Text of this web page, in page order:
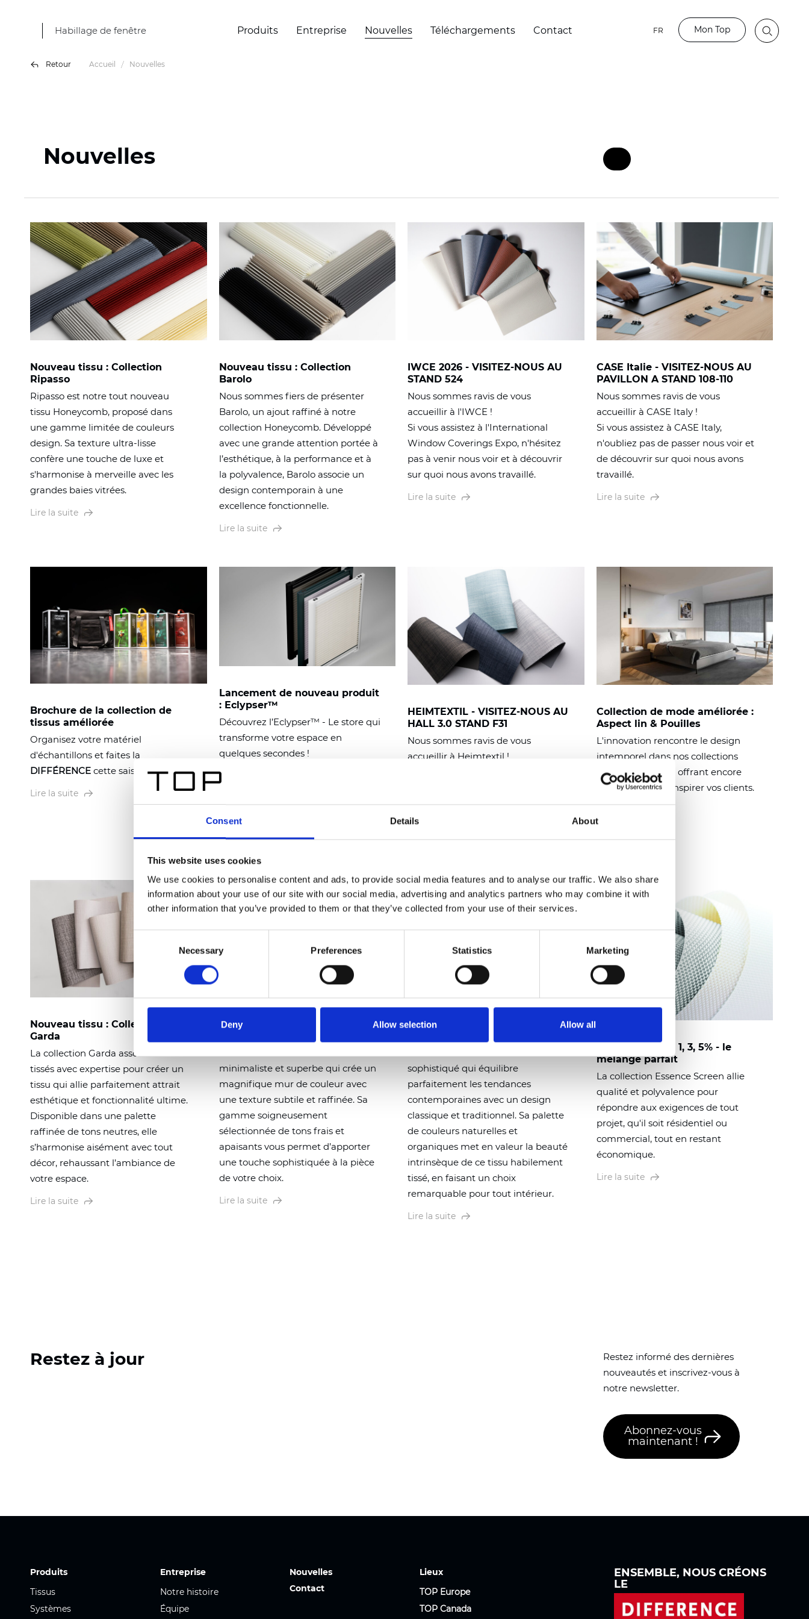
Consent Details About
This website uses cookies
We use cookies to personalise content and ads, to provide social media features and to analyse our traffic. We also share
information about your use of our site with our social media, advertising and analytics partners who may combine it with
other information that you’ve provided to them or that they’ve collected from your use of their services.
Necessary Preferences Statistics Marketing
Deny Allow selection Allow all
Habillage de fenêtre Produits Entreprise Nouvelles Téléchargements Contact FR Mon Top
Retour Accueil Nouvelles
Nouvelles
Nouveau tissu : Collection
Ripasso
Ripasso est notre tout nouveau
tissu Honeycomb, proposé dans
une gamme limitée de couleurs
design. Sa texture ultra-lisse
confère une touche de luxe et
s'harmonise à merveille avec les
grandes baies vitrées.
Lire la suite
Nouveau tissu : Collection
Barolo
Nous sommes fiers de présenter
Barolo, un ajout raffiné à notre
collection Honeycomb. Développé
avec une grande attention portée à
l’esthétique, à la performance et à
la polyvalence, Barolo associe un
design contemporain à une
excellence fonctionnelle.
Lire la suite
IWCE 2026 - VISITEZ-NOUS AU
STAND 524
Nous sommes ravis de vous
accueillir à l'IWCE !
Si vous assistez à l'International
Window Coverings Expo, n'hésitez
pas à venir nous voir et à découvrir
sur quoi nous avons travaillé.
Lire la suite
CASE Italie - VISITEZ-NOUS AU
PAVILLON A STAND 108-110
Nous sommes ravis de vous
accueillir à CASE Italy !
Si vous assistez à CASE Italy,
n'oubliez pas de passer nous voir et
de découvrir sur quoi nous avons
travaillé.
Lire la suite
Brochure de la collection de
tissus améliorée
Organisez votre matériel
d'échantillons et faites la
DIFFÉRENCE cette saison !
Lire la suite
Lancement de nouveau produit
: Eclypser™
Découvrez l’Eclypser™ - Le store qui
transforme votre espace en
quelques secondes !
Lire la suite
HEIMTEXTIL - VISITEZ-NOUS AU
HALL 3.0 STAND F31
Nous sommes ravis de vous
accueillir à Heimtextil !
découvrir sur quoi nous avons
travaillé.
Lire la suite
Collection de mode améliorée :
Aspect lin & Pouilles
L'innovation rencontre le design
intemporel dans nos collections
renouvelées, vous offrant encore
plus de façons d'inspirer vos clients.
Nouveau tissu : Collection
Garda
La collection Garda associe des fils
tissés avec expertise pour créer un
tissu qui allie parfaitement attrait
esthétique et fonctionnalité ultime.
Disponible dans une palette
raffinée de tons neutres, elle
s’harmonise aisément avec tout
décor, rehaussant l’ambiance de
votre espace.
Lire la suite
Nouveau tissu : Collection
minimaliste et superbe qui crée un
magnifique mur de couleur avec
une texture subtile et raffinée. Sa
gamme soigneusement
sélectionnée de tons frais et
apaisants vous permet d’apporter
une touche sophistiquée à la pièce
de votre choix.
Lire la suite
Nouveau tissu : Collection
sophistiqué qui équilibre
parfaitement les tendances
contemporaines avec un design
classique et traditionnel. Sa palette
de couleurs naturelles et
organiques met en valeur la beauté
intrinsèque de ce tissu habilement
tissé, en faisant un choix
remarquable pour tout intérieur.
Lire la suite
Essence Screen 1, 3, 5% - le
mélange parfait
La collection Essence Screen allie
qualité et polyvalence pour
répondre aux exigences de tout
projet, qu'il soit résidentiel ou
commercial, tout en restant
économique.
Lire la suite
Restez à jour
Restez informé des dernières
nouveautés et inscrivez-vous à
notre newsletter.
Abonnez-vous
maintenant !
ENSEMBLE, NOUSCRÉONS
LE
Produits
Tissus
Systèmes
Entreprise
Notre histoire
Équipe
Nouvelles
Contact
Lieux
TOP Europe
TOP Canada